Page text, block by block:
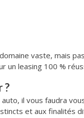
vaste, mais
un leasing 100 %
?
il vous faudra
et aux finalités